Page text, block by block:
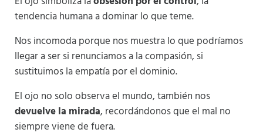
tendencia humana a dominar lo que teme.
Nos incomoda porque nos muestra lo que podríamos
llegar a ser si renunciamos a la compasión, si
sustituimos la empatía por el dominio.
El ojo no solo observa el mundo, también nos
devuelve la mirada, recordándonos que el mal no
siempre viene de fuera.